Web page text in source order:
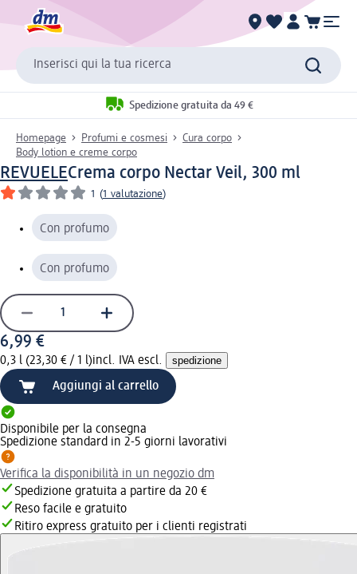
Inserisci qui la tua ricerca
Spedizione gratuita da 49 €
Homepage Profumi e cosmesi
Cura corpo
Body lotion e creme corpo
REVUELECrema corpo Nectar Veil, 300 ml
1 (1 valutazione)
Con profumo
Con profumo
6,99 €
0,3 l (23,30 € / 1 l)incl. IVA escl. spedizione
Aggiungi al carrello
Disponibile per la consegna
Spedizione standard in 2-5 giorni lavorativi
Verifica la disponibilità in un negozio dm
Spedizione gratuita a partire da 20 €
Reso facile e gratuito
Ritiro express gratuito per i clienti registrati